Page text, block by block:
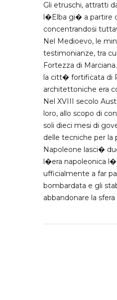
Gli etruschi, attratti
l�Elba gi� a partire
concentrandosi
Nel Medioevo, le
testimonianze, tra
Fortezza di
la citt� fortificata di
architettoniche era
Nel XVIII secolo
loro, allo scopo di
soli dieci mesi di
delle tecniche per la
Napoleone lasci�
l�era napoleonica
ufficialmente a far
bombardata e gli
abbandonare la